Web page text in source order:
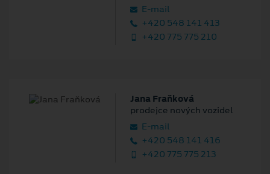
E‑mail
+420 548 141 413
+420 775 775 210
Jana Fraňková
prodejce nových vozidel
E‑mail
+420 548 141 416
+420 775 775 213